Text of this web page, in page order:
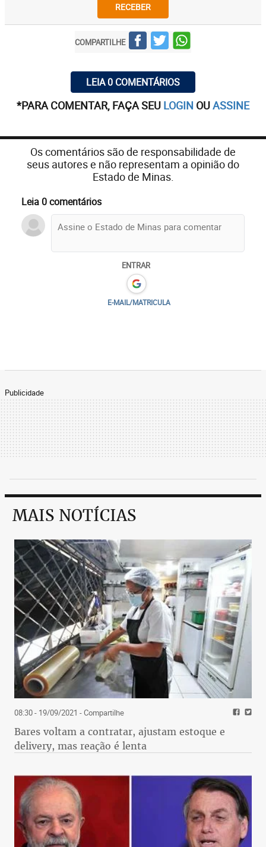
RECEBER
COMPARTILHE
LEIA 0 COMENTÁRIOS
*PARA COMENTAR, FAÇA SEU LOGIN OUASSINE
Os comentários são de responsabilidade de
seus autores e não representam a opinião do
Estado de Minas.
Leia 0 comentários
ENTRAR
E-MAIL/MATRICULA
Publicidade
MAIS NOTÍCIAS
08:30 - 19/09/2021 - Compartilhe
Bares voltam a contratar, ajustam estoque e
delivery, mas reação é lenta